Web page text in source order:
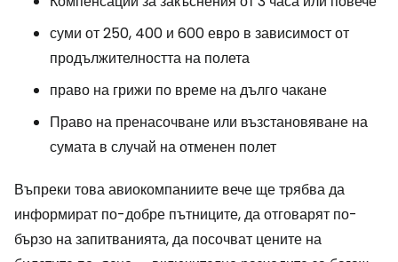
суми от 250, 400 и 600 евро в зависимост от
продължителността на полета
право на грижи по време на дълго чакане
Право на пренасочване или възстановяване на
сумата в случай на отменен полет
Въпреки това авиокомпаниите вече ще трябва да
информират по-добре пътниците, да отговарят по-
бързо на запитванията, да посочват цените на